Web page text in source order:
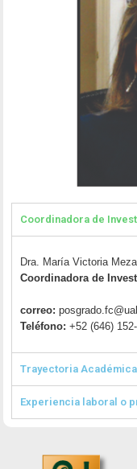
Coordinadora de
Dra. María Victoria
Coordinadora de
correo:
Teléfono: +52 (646)
Trayectoria Académica
Experiencia laboral o